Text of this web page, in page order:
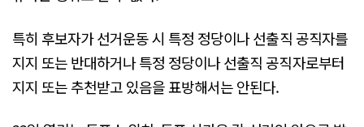
특히 후보자가 선거운동 시 특정 정당이나 선출직 공직자를
지지 또는 반대하거나 특정 정당이나 선출직 공직자로부터
지지 또는 추천받고 있음을 표방해서는 안된다.